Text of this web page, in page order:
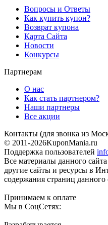
Вопросы и Ответы
Как купить купон?
Возврат купона
Карта Сайта
Новости
Конкурсы
Партнерам
О нас
Как стать партнером?
Наши партнеры
Все акции
Контакты (для звонка из
© 2011-2026KuponMania.ru
Поддержка пользователей
Все материалы данного
другие сайты и ресурсы в
содержания страниц
Принимаем к оплате
Мы в СоцСетях: